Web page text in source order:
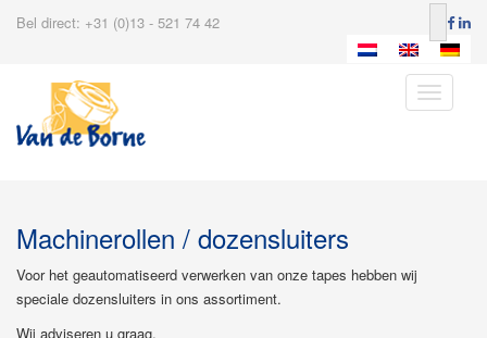
Bel direct: +31 (0)13 - 521 74 42
Toggle
Machinerollen / dozensluiters
Voor het geautomatiseerd verwerken van onze tapes hebben wij
speciale dozensluiters in ons assortiment.
Wij adviseren u graag.